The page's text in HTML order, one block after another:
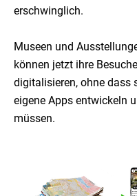
erschwinglich.
Museen und
können jetzt ihre
digitalisieren, ohne dass
eigene Apps entwickeln
müssen.